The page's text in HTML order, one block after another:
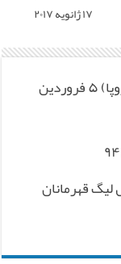
۱۷ ژانویه ۲۰۱۷
خلاصه بازی های مقدماتی جام جهانی قطر(اروپا) ۵ فروردین
لیگ قهرمانان